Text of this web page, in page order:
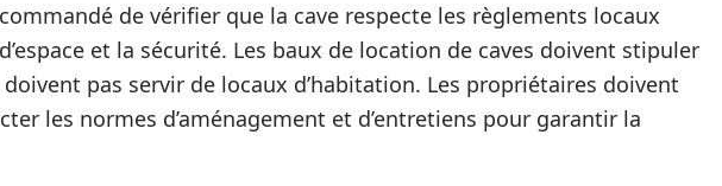
de vérifier que la cave respecte les règlements locaux
et la sécurité. Les baux de location de caves doivent stipuler
doivent pas servir de locaux d’habitation. Les propriétaires doivent
les normes d’aménagement et d’entretiens pour garantir la